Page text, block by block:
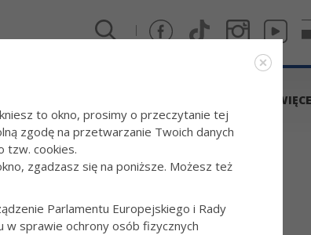
to okno, prosimy o przeczytanie tej
zgodę na przetwarzanie Twoich danych
tzw. cookies.
zgadzasz się na poniższe. Możesz też
Parlamentu Europejskiego i Rady
sprawie ochrony osób fizycznych